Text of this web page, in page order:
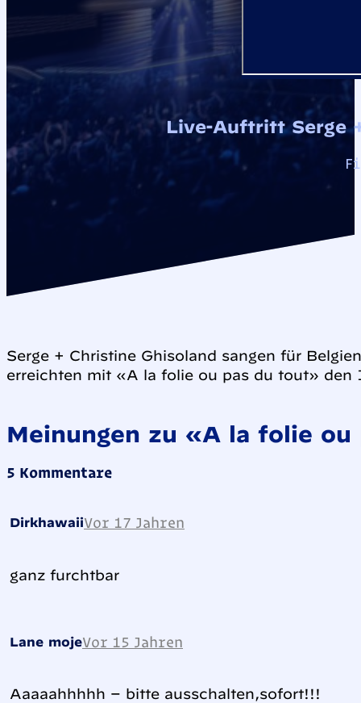
Live-Auftritt Serge
Serge + Christine Ghisoland sangen für
erreichten mit «A la folie ou pas du tout» den
Meinungen zu «A la folie
5 Kommentare
DirkhawaiiVor 17 Jahren
ganz furchtbar
Lane mojeVor 15 Jahren
Aaaaahhhhh – bitte ausschalten,sofort!!!